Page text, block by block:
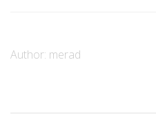
Author: merad